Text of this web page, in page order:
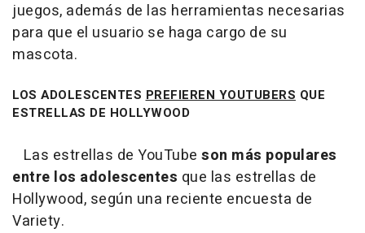
juegos, además de las herramientas necesarias
para que el usuario se haga cargo de su
mascota.
LOS ADOLESCENTES PREFIEREN YOUTUBERS QUE
ESTRELLAS DE HOLLYWOOD
Las estrellas de YouTube son más populares
entre los adolescentes que las estrellas de
Hollywood, según una reciente encuesta de
Variety.